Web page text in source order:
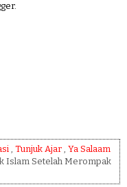
.
, Tunjuk Ajar , Ya Salaam
Islam Setelah Merompak